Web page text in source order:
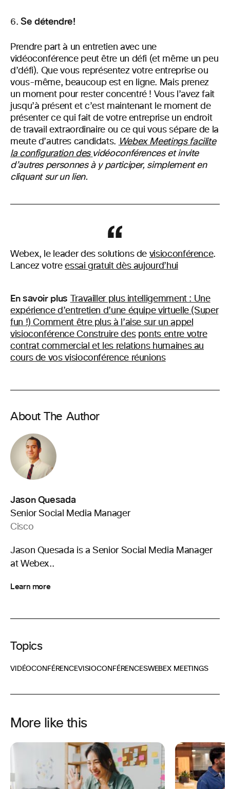
Se détendre!
Prendre part à un entretien avec une
vidéoconférence peut être un défi (et même un peu
d’défi). Que vous représentez votre entreprise ou
vous-même, beaucoup est en ligne. Mais prenez
un moment pour rester concentré ! Vous l’avez fait
jusqu’à présent et c’est maintenant le moment de
présenter ce qui fait de votre entreprise un endroit
de travail extraordinaire ou ce qui vous sépare de la
meute d’autres candidats. Webex Meetings facilite
la configuration des vidéoconférences et invite
d’autres personnes à y participer, simplement en
cliquant sur un lien.
Webex, le leader des solutions de visioconférence.
Lancez votreessai gratuit dès aujourd’hui
En savoir plus
Travailler plus intelligemment : Une
expérience d’entretien d’une équipe virtuelle (Super
fun !) Comment être plus à l’aise sur un appel
visioconférence Construire des ponts entre votre
contrat commercial et les relations humaines au
cours de vos visioconférence réunions
About The Author
Jason Quesada
Senior Social Media Manager
Cisco
Jason Quesada is a Senior Social Media Manager
at Webex..
Learn more
Topics
VIDÉOCONFÉRENCEVISIOCONFÉRENCESWEBEX MEETINGS
More like this